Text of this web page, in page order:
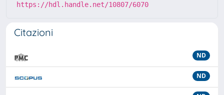
https://hdl.handle.net/10807/6070
Citazioni
ND
ND